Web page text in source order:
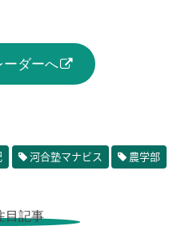
ーダーへ
河合塾マナビス 農学部
目記事